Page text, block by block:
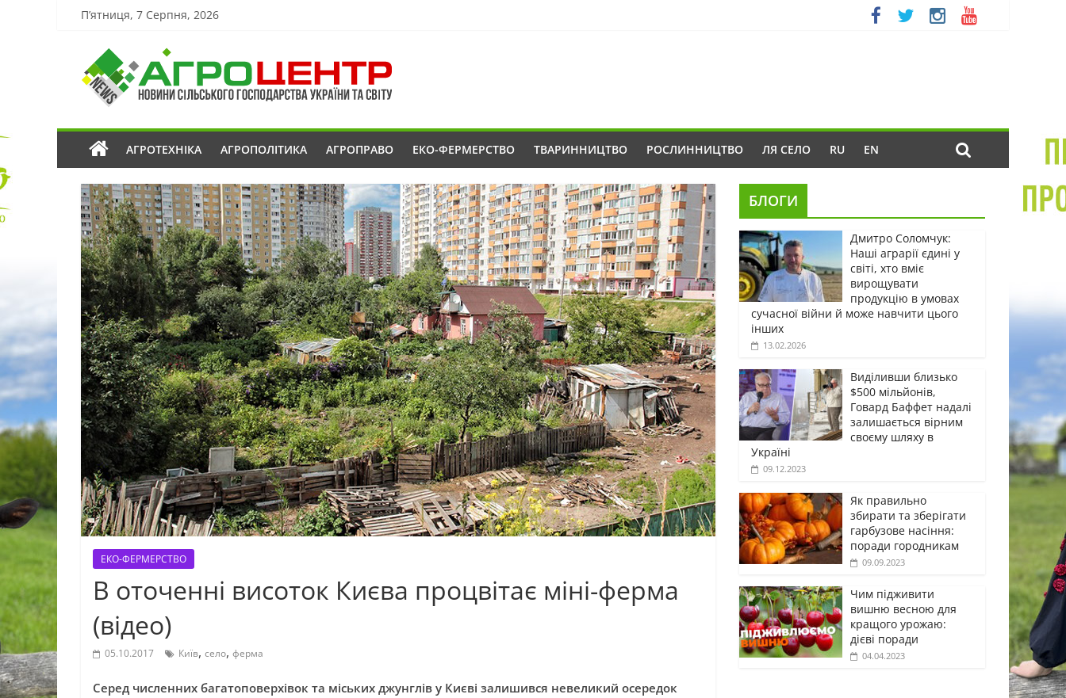
П’ятниця, 7 Серпня, 2026
АГРОТЕХНІКА АГРОПОЛІТИКА АГРОПРАВО ЕКО-ФЕРМЕРСТВО ТВАРИННИЦТВО РОСЛИННИЦТВО ЛЯ СЕЛО RU EN
ЕКО-ФЕРМЕРСТВО
В оточенні висоток Києва процвітає міні-ферма
(відео)
05.10.2017 Київ, село, ферма
Серед численних багатоповерхівок та міських джунглів у Києві залишився невеликий осередок
БЛОГИ
Дмитро Соломчук:
Наші аграрії єдині у
світі, хто вміє
вирощувати
продукцію в умовах
сучасної війни й може навчити цього
інших
13.02.2026
Виділивши близько
$500 мільйонів,
Говард Баффет надалі
залишається вірним
своєму шляху в
Україні
09.12.2023
Як правильно
збирати та зберігати
гарбузове насіння:
поради городникам
09.09.2023
Чим підживити
вишню весною для
кращого урожаю:
дієві поради
04.04.2023